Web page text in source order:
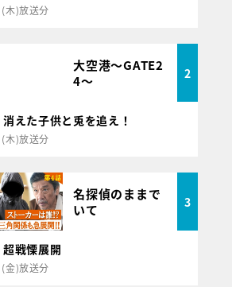
木)放送分
大空港～GATE2
4～
2
えた子供と兎を追え！
木)放送分
名探偵のままで
いて
3
戦慄展開
金)放送分